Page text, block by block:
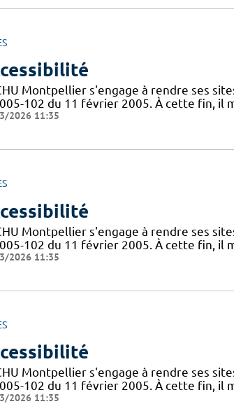
Montpellier s'engage à rendre ses
102 du 11 février 2005. À cette fin,
2026 11:35
Montpellier s'engage à rendre ses
102 du 11 février 2005. À cette fin,
2026 11:35
Montpellier s'engage à rendre ses
102 du 11 février 2005. À cette fin,
2026 11:35